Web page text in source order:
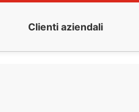
Clienti aziendali